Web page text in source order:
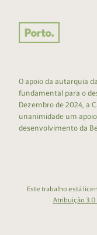
O apoio da autarquia
fundamental para o
Dezembro de 2024, a
unanimidade um
desenvolvimento da
Este trabalho está
Atribuição 3.0